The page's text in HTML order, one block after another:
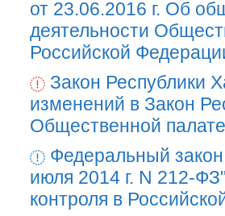
от 23.06.2016 г. Об
деятельности
Российской
Закон Республики
изменений в Закон
Общественной
Федеральный
июля 2014 г. N 212-
контроля в